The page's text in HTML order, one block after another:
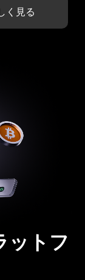
く見る
ットフ